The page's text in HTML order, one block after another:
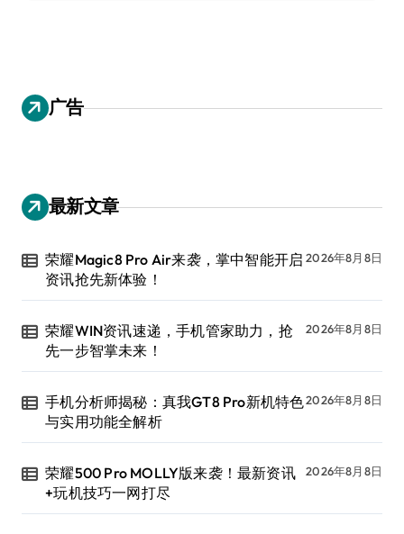
广告
最新文章
荣耀Magic8 Pro Air来袭，掌中智能开启
资讯抢先新体验！
2026年8月8日
荣耀WIN资讯速递，手机管家助力，抢
先一步智掌未来！
2026年8月8日
手机分析师揭秘：真我GT8 Pro新机特色
与实用功能全解析
2026年8月8日
荣耀500 Pro MOLLY版来袭！最新资讯
+玩机技巧一网打尽
2026年8月8日